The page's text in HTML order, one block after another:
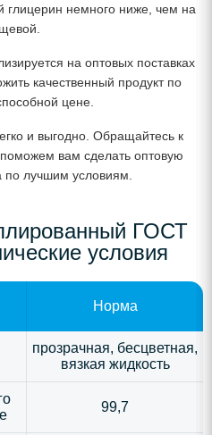
глицерин немного ниже, чем на
на оптовых поставках
качественный продукт по
цене.
и выгодно. Обращайтесь к
вам сделать оптовую
по лучшим условиям.
ГОСТ
условия
Норма
прозрачная, бесцветная,
вязкая жидкость
99,7